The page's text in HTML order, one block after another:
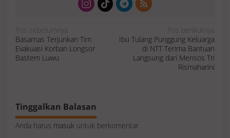
v
i
g
a
s
Pos sebelumnya
Basarnas Terjunkan Tim
Evakuasi Korban Longsor
Bastem Luwu
Pos berikutnya
Ibu Tulang Punggung Keluarga
di NTT Terima Bantuan
Langsung dari Mensos Tri
Rismaharini
Tinggalkan Balasan
Anda harus masuk untuk berkomentar.